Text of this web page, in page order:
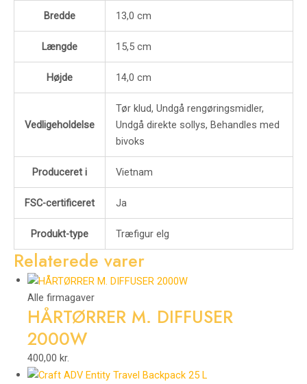
Bredde 13,0 cm
Længde 15,5 cm
Højde 14,0 cm
Vedligeholdelse
Tør klud, Undgå rengøringsmidler,
Undgå direkte sollys, Behandles med
bivoks
Produceret i Vietnam
FSC-certificeret Ja
Produkt-type Træfigur elg
Relaterede varer
Alle firmagaver
HÅRTØRRER M. DIFFUSER
2000W
400,00 kr.